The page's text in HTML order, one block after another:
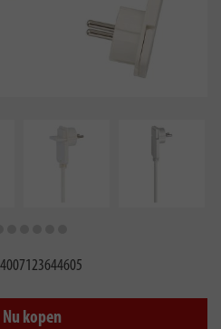
4007123644605
Nu kopen